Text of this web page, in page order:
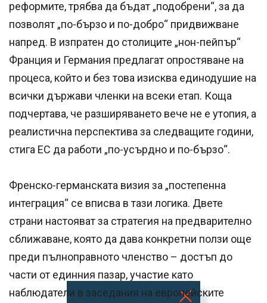
реформите, трябва да бъдат „подобрени“, за да
позволят „по-бързо и по-добро“ придвижване
напред. В изпратен до столиците „нон-пейпър“
Франция и Германия предлагат опростяване на
процеса, който и без това изисква единодушие на
всички държави членки на всеки етап. Коща
подчертава, че разширяването вече не е утопия, а
реалистична перспектива за следващите години,
стига ЕС да работи „по-усърдно и по-бързо“.
Френско-германската визия за „постепенна
интеграция“ се вписва в тази логика. Двете
страни настояват за стратегия на предварително
сближаване, която да дава конкретни ползи още
преди пълноправното членство – достъп до
части от единния пазар, участие като
наблюдатели в заседания на европейските